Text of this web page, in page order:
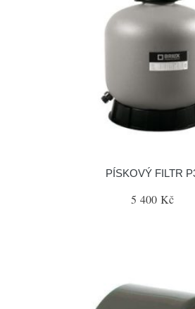
PÍSKOVÝ FILTR
5 400 Kč